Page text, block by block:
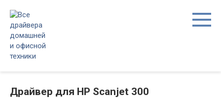
контенту
Драйвер для HP Scanjet 300